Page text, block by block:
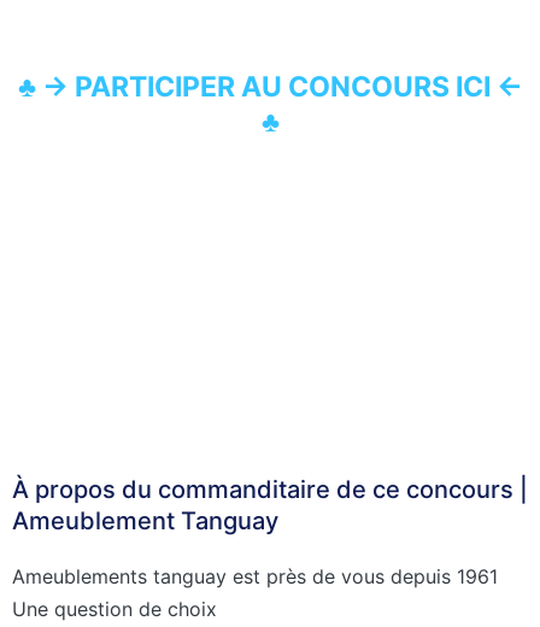
♣ → PARTICIPER AU CONCOURS ICI ←
♣
À propos du commanditaire de ce concours |
Ameublement Tanguay
Ameublements tanguay est près de vous depuis 1961
Une question de choix